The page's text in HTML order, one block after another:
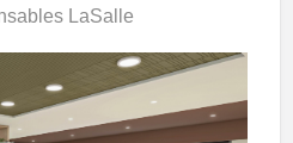
LaSalle